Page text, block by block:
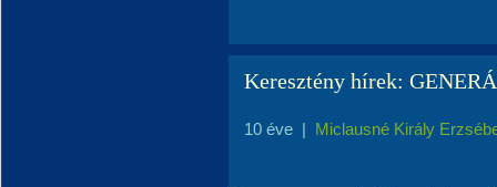
Keresztény hírek:
10 éve | Miclausné Király